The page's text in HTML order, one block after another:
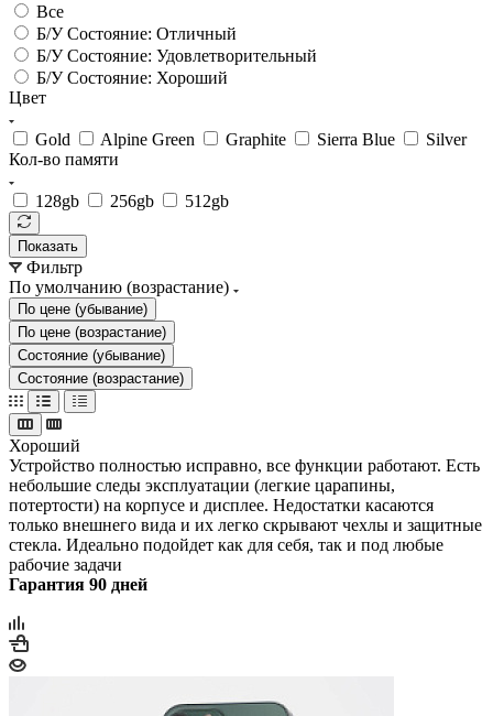
Все
Б/У Состояние: Отличный
Б/У Состояние: Удовлетворительный
Б/У Состояние: Хороший
Цвет
Gold Alpine Green Graphite Sierra Blue
Silver
Кол-во памяти
128gb 256gb 512gb
Показать
Фильтр
По умолчанию (возрастание)
По цене (убывание)
По цене (возрастание)
Состояние (убывание)
Состояние (возрастание)
Хороший
Устройство полностью исправно, все функции работают. Есть
небольшие следы эксплуатации (легкие царапины,
потертости) на корпусе и дисплее. Недостатки касаются
только внешнего вида и их легко скрывают чехлы и защитные
стекла. Идеально подойдет как для себя, так и под любые
рабочие задачи
Гарантия 90 дней